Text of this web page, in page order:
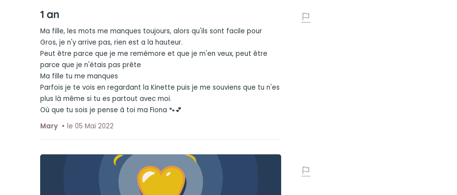
1 an
Ma fille, les mots me manques toujours, alors qu'ils sont facile pour
Gros, je n'y arrive pas, rien est a la hauteur.
Peut être parce que je me remémore et que je m'en veux, peut être
parce que je n'étais pas prête
Ma fille tu me manques
Parfois je te vois en regardant la Kinette puis je me souviens que tu n'es
plus là même si tu es partout avec moi.
Où que tu sois je pense à toi ma Fiona 🐾💕
Mary
le 05 Mai 2022